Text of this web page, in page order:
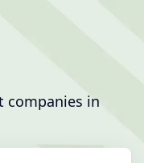
companies in